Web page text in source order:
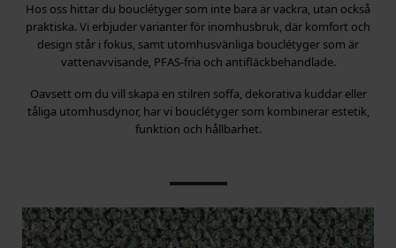
Hos oss hittar du bouclétyger som inte bara är vackra, utan också
praktiska. Vi erbjuder varianter för inomhusbruk, där komfort och
design står i fokus, samt utomhusvänliga bouclétyger som är
vattenavvisande, PFAS-fria och antifläckbehandlade.
Oavsett om du vill skapa en stilren soffa, dekorativa kuddar eller
tåliga utomhusdynor, har vi bouclétyger som kombinerar estetik,
funktion och hållbarhet.